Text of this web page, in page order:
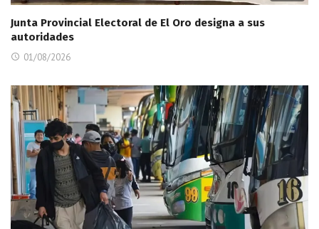
Junta Provincial Electoral de El Oro designa a sus
autoridades
01/08/2026